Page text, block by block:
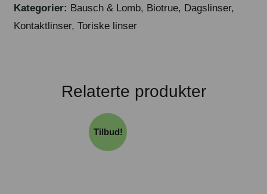
Kategorier: Bausch & Lomb, Biotrue, Dagslinser,
Kontaktlinser,Toriske linser
Relaterte produkter
Tilbud!